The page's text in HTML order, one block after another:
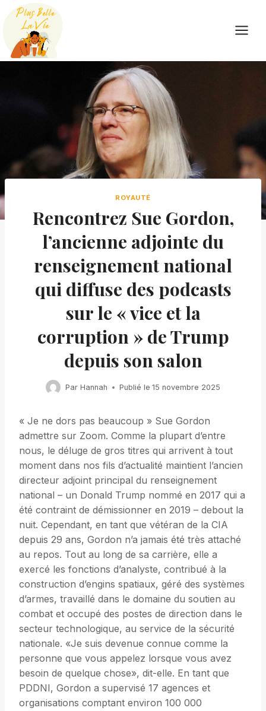
Skip
content
ROYAUTÉ
Rencontrez Sue Gordon,
l’ancienne adjointe du
renseignement national
qui diffuse des podcasts
sur le « vice et la
corruption » de Trump
depuis son salon
Par Hannah Publié le 15 novembre 2025
« Je ne dors pas beaucoup » Sue Gordon
admettre sur Zoom. Comme la plupart d’entre
nous, le déluge de gros titres qui arrivent à tout
moment dans nos fils d’actualité maintient l’ancien
directeur adjoint principal du renseignement
national – un Donald Trump nommé en 2017 qui a
été contraint de démissionner en 2019 – debout la
nuit. Cependant, en tant que vétéran de la CIA
depuis 29 ans, Gordon n’a jamais été très attaché
au repos. Tout au long de sa carrière, elle a
exercé les fonctions d’analyste, contribué à la
construction d’engins spatiaux, géré des systèmes
d’armes, travaillé dans le domaine du soutien au
combat et occupé des postes de direction dans le
secteur technologique, au service de la sécurité
nationale. «Je suis devenue connue comme la
personne que vous appelez lorsque vous avez
besoin de quelque chose», dit-elle. En tant que
PDDNI, Gordon a supervisé 17 agences et
organisations comptant environ 100 000